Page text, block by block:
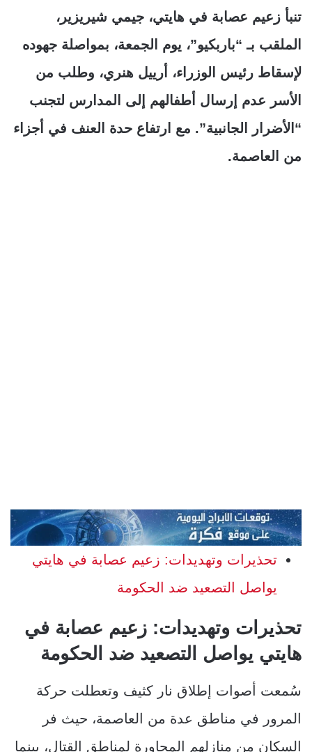
تنبأ زعيم عصابة في هايتي، جيمي شيريزير،
الملقب بـ “باربكيو”، يوم الجمعة، بمواصلة جهوده
لإسقاط رئيس الوزراء، أرييل هنري، وطلب من
الأسر عدم إرسال أطفالهم إلى المدارس لتجنب
“الأضرار الجانبية”. مع ارتفاع حدة العنف في أجزاء
من العاصمة.
تحذيرات وتهديدات: زعيم عصابة في هايتي
يواصل التصعيد ضد الحكومة
تحذيرات وتهديدات: زعيم عصابة في
هايتي يواصل التصعيد ضد الحكومة
سُمعت أصوات إطلاق نار كثيف وتعطلت حركة
المرور في مناطق عدة من العاصمة، حيث فر
السكان من منازلهم المجاورة لمناطق القتال، بينما